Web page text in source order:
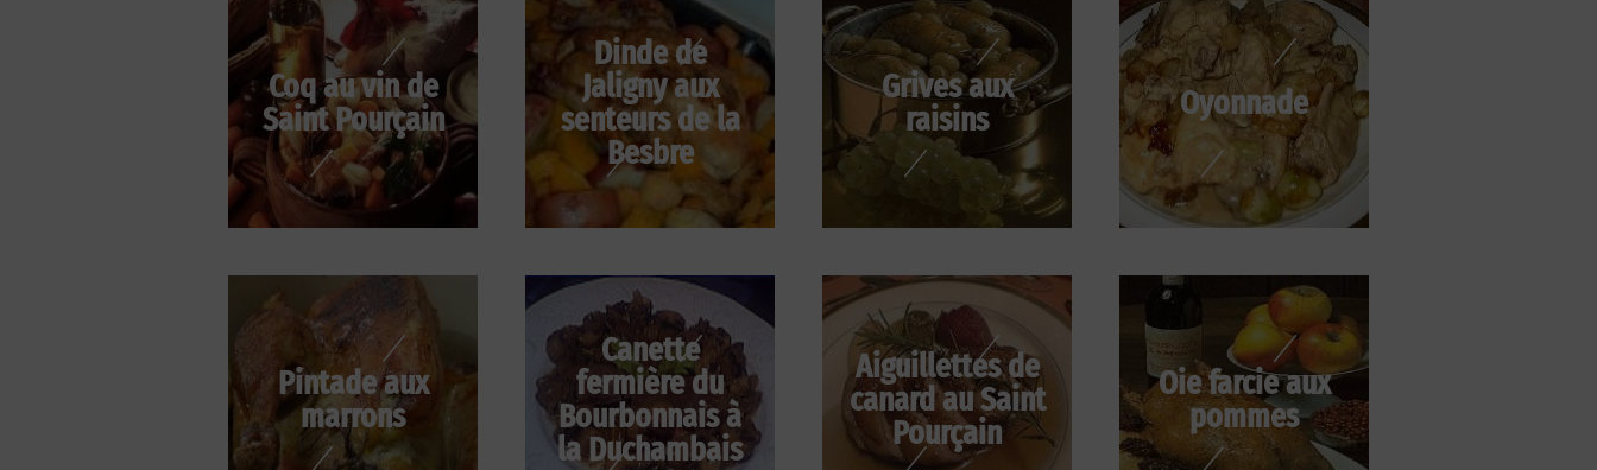
Coq au vin de
Saint Pourçain
Dinde de
Jaligny aux
senteurs de la
Besbre
Grives aux
raisins
Oyonnade
Pintade aux
marrons
Canette
fermière du
Bourbonnais à
la Duchambais
Aiguillettes de
canard au Saint
Pourçain
Oie farcie aux
pommes